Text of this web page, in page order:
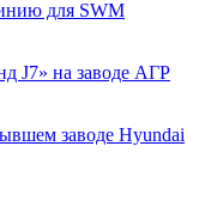
для SWM
J7» на заводе АГР
заводе Hyundai